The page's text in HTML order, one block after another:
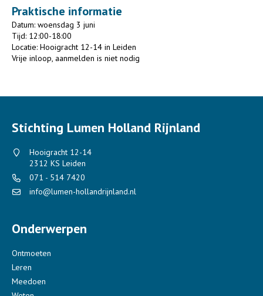
Praktische informatie
Datum: woensdag 3 juni
Tijd: 12:00-18:00
Locatie: Hooigracht 12-14 in Leiden
Vrije inloop, aanmelden is niet nodig
Stichting Lumen Holland Rijnland
Hooigracht 12-14
2312 KS Leiden
071 - 514 7420
info@lumen-hollandrijnland.nl
Onderwerpen
Ontmoeten
Leren
Meedoen